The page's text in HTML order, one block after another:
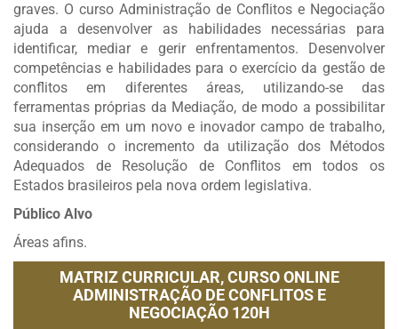
graves. O curso Administração de Conflitos e Negociação
ajuda a desenvolver as habilidades necessárias para
identificar, mediar e gerir enfrentamentos. Desenvolver
competências e habilidades para o exercício da gestão de
conflitos em diferentes áreas, utilizando-se das
ferramentas próprias da Mediação, de modo a possibilitar
sua inserção em um novo e inovador campo de trabalho,
considerando o incremento da utilização dos Métodos
Adequados de Resolução de Conflitos em todos os
Estados brasileiros pela nova ordem legislativa.
Público Alvo
Áreas afins.
MATRIZ CURRICULAR,CURSO ONLINE
ADMINISTRAÇÃO DE CONFLITOS E
NEGOCIAÇÃO 120H